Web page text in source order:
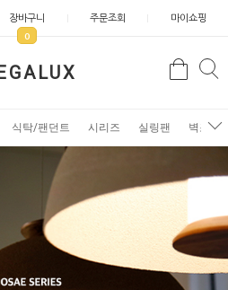
장바구니
0
주문조회 마이쇼핑
검
식탁/팬던트 시리즈 실링팬 벽조명